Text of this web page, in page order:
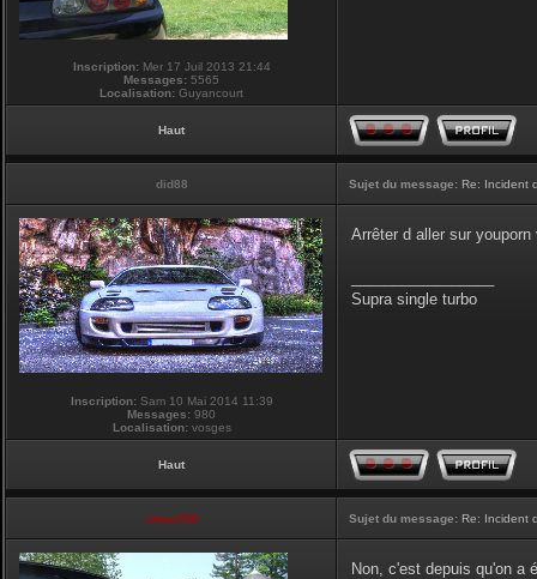
Inscription:Mer 17 Juil 2013 21:44
Messages: 5565
Localisation: Guyancourt
Haut
did88 Sujet du message: Re: Incident
Inscription:Sam 10 Mai 2014 11:39
Messages: 980
Localisation:vosges
Arrêter d aller sur
Supra single turbo
Haut
vmax330 Sujet du message: Re: Incident
Non, c'est depuis qu'on a